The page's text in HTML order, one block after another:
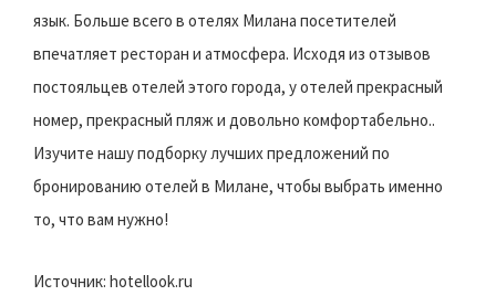
язык. Больше всего в отелях Милана посетителей
впечатляет ресторан и атмосфера. Исходя из отзывов
постояльцев отелей этого города, у отелей прекрасный
номер, прекрасный пляж и довольно комфортабельно..
Изучите нашу подборку лучших предложений по
бронированию отелей в Милане, чтобы выбрать именно
то, что вам нужно!
Источник: hotellook.ru